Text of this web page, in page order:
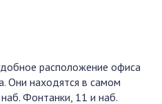
расположение офиса
Они находятся в самом
Фонтанки, 11 и наб.